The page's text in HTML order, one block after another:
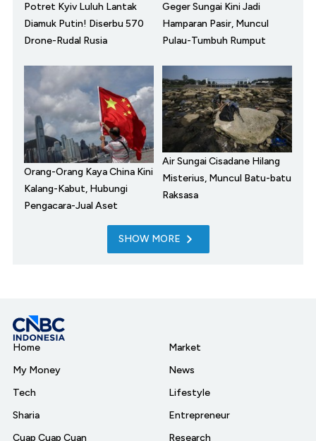
Potret Kyiv Luluh Lantak
Diamuk Putin! Diserbu 570
Drone-Rudal Rusia
Geger Sungai Kini Jadi
Hamparan Pasir, Muncul
Pulau-Tumbuh Rumput
Orang-Orang Kaya China Kini
Kalang-Kabut, Hubungi
Pengacara-Jual Aset
Air Sungai Cisadane Hilang
Misterius, Muncul Batu-batu
Raksasa
SHOW MORE
Home
My Money
Tech
Sharia
Cuap Cuap Cuan
Market
News
Lifestyle
Entrepreneur
Research